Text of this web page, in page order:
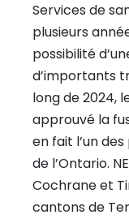
Services de
plusieurs
possibilité
d’importants
long de 2024,
approuvé la
en fait l’un
de l’Ontario.
Cochrane et
cantons de